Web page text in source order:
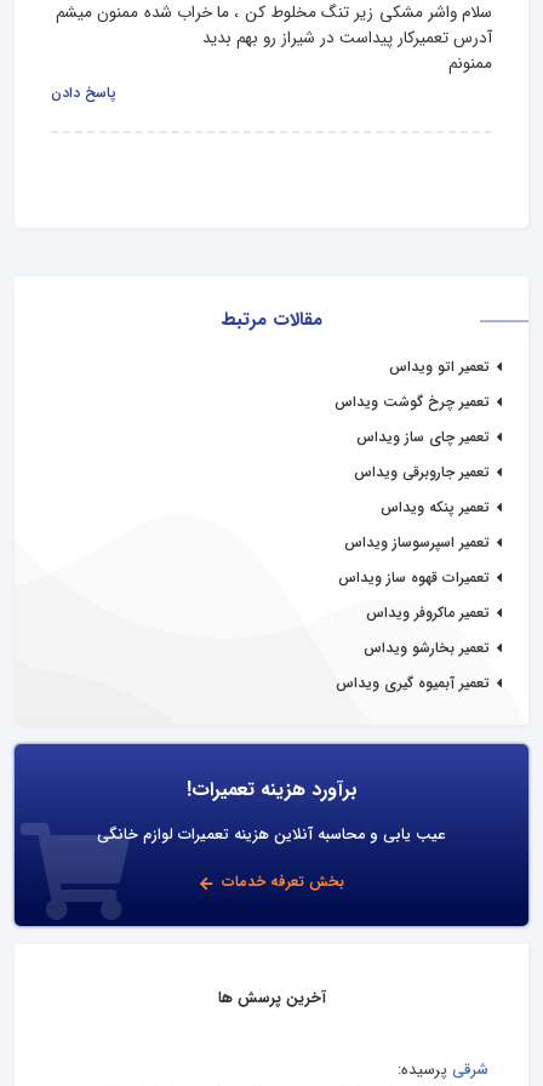
مقالات مرتبط
تعمیر اتو ویداس
تعمیر چرخ گوشت ویداس
تعمیر چای ساز ویداس
تعمیر جاروبرقی ویداس
تعمیر پنکه ویداس
تعمیر اسپرسوساز ویداس
تعمیرات قهوه ساز ویداس
تعمیر ماکروفر ویداس
تعمیر بخارشو ویداس
تعمیر آبمیوه گیری ویداس
برآورد هزینه تعمیرات!
عیب یابی و محاسبه آنلاین هزینه تعمیرات لوازم خانگی
بخش تعرفه خدمات
سلام واشر مشکی زیر تنگ مخلوط کن ، ما خراب شده ممنون میشم
ممنونم
پاسخ دادن
آخرین پرسش ها
شرقی پرسیده: